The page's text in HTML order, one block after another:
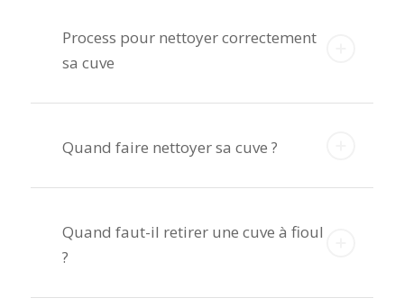
Process pour nettoyer correctement
sa cuve
Quand faire nettoyer sa cuve ?
Quand faut-il retirer une cuve à fioul
?